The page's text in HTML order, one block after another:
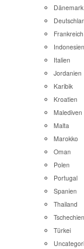
Dänemark
Frankreich
Indonesien
Italien
Jordanien
Karibik
Kroatien
Malediven
Malta
Marokko
Oman
Polen
Portugal
Spanien
Thailand
Tschechien
Türkei